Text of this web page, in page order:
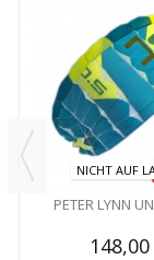
NICHT AUF
PETER LYNN